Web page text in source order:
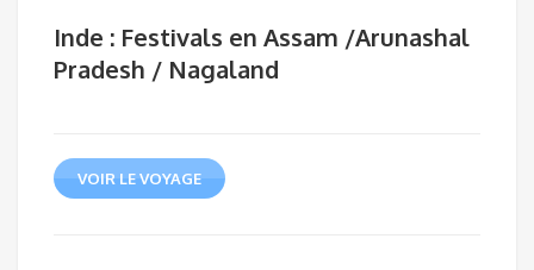
Inde : Festivals en Assam /Arunashal
Pradesh / Nagaland
VOIR LE VOYAGE